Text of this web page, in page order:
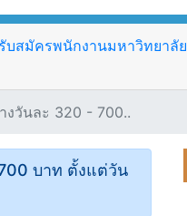
มัครพนักงานมหาวิทยาลั
งวันละ 320 - 700..
บาท ตั้งแต่วัน